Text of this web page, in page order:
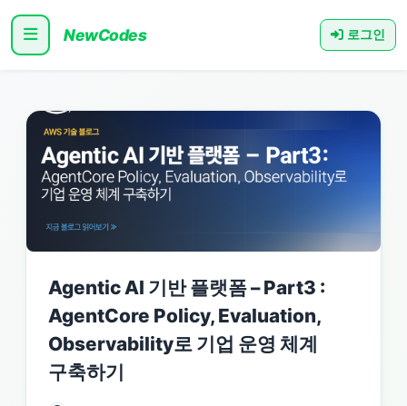
NewCodes 로그인
Agentic AI 기반 플랫폼 – Part3 :
AgentCore Policy, Evaluation,
Observability로 기업 운영 체계
구축하기